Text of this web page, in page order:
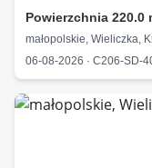
Powierzchnia 220.0
małopolskie, Wieliczka,
06-08-2026 · C206-SD-